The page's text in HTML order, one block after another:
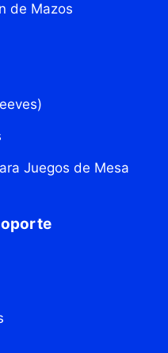
de Mazos
Juegos de Mesa